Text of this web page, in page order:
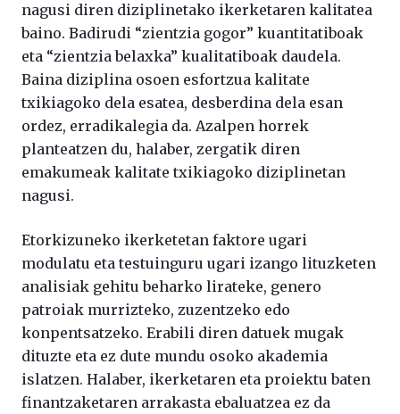
nagusi diren diziplinetako ikerketaren kalitatea
baino. Badirudi “zientzia gogor” kuantitatiboak
eta “zientzia belaxka” kualitatiboak daudela.
Baina diziplina osoen esfortzua kalitate
txikiagoko dela esatea, desberdina dela esan
ordez, erradikalegia da. Azalpen horrek
planteatzen du, halaber, zergatik diren
emakumeak kalitate txikiagoko diziplinetan
nagusi.
Etorkizuneko ikerketetan faktore ugari
modulatu eta testuinguru ugari izango lituzketen
analisiak gehitu beharko lirateke, genero
patroiak murrizteko, zuzentzeko edo
konpentsatzeko. Erabili diren datuek mugak
dituzte eta ez dute mundu osoko akademia
islatzen. Halaber, ikerketaren eta proiektu baten
finantzaketaren arrakasta ebaluatzea ez da